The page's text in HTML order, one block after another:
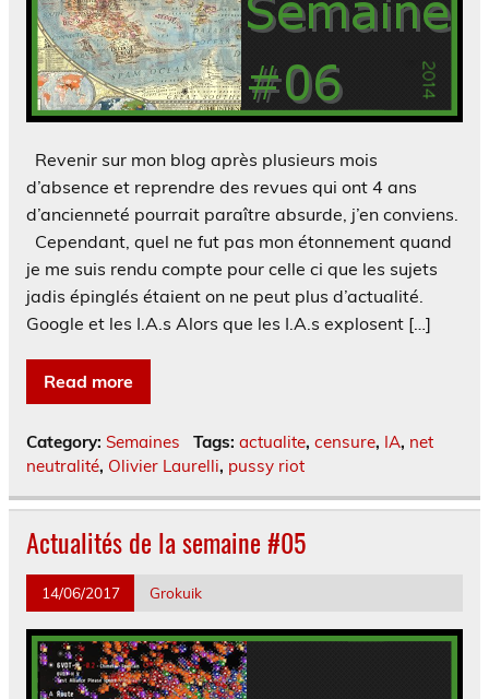
Revenir sur mon blog après plusieurs mois
d’absence et reprendre des revues qui ont 4 ans
d’ancienneté pourrait paraître absurde, j’en conviens.
Cependant, quel ne fut pas mon étonnement quand
je me suis rendu compte pour celle ci que les sujets
jadis épinglés étaient on ne peut plus d’actualité.
Google et les I.A.s Alors que les I.A.s explosent […]
Read more
Category: Semaines Tags: actualite, censure, IA, net
neutralité, Olivier Laurelli, pussy riot
Actualités de la semaine #05
14/06/2017 Grokuik